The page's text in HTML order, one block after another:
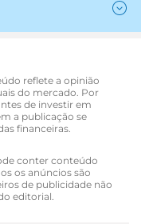
reflete a opinião
do mercado. Por
de investir em
a publicação se
financeiras.
conter conteúdo
os anúncios são
de publicidade não
editorial.